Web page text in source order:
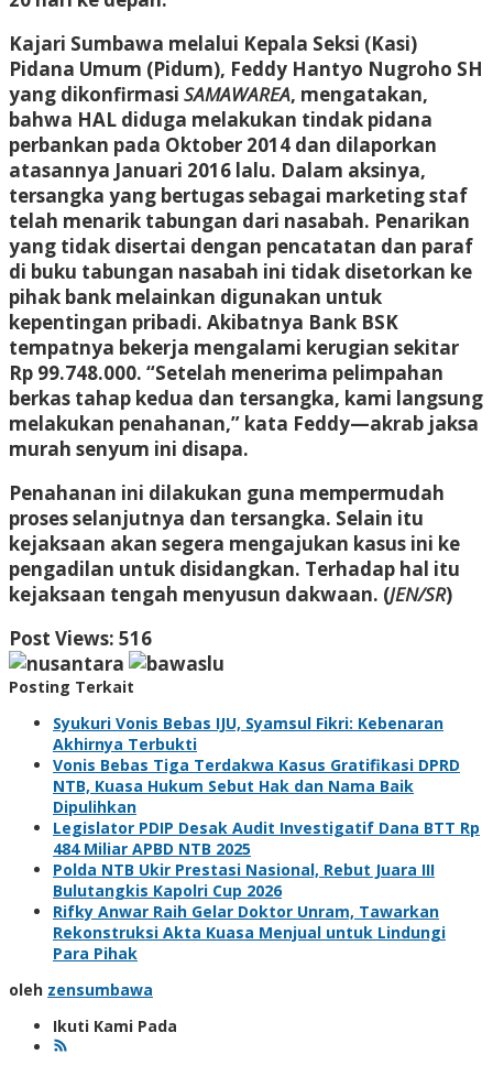
Kajari Sumbawa melalui Kepala Seksi (Kasi)
Pidana Umum (Pidum), Feddy Hantyo Nugroho SH
yang dikonfirmasi SAMAWAREA, mengatakan,
bahwa HAL diduga melakukan tindak pidana
perbankan pada Oktober 2014 dan dilaporkan
atasannya Januari 2016 lalu. Dalam aksinya,
tersangka yang bertugas sebagai marketing staf
telah menarik tabungan dari nasabah. Penarikan
yang tidak disertai dengan pencatatan dan paraf
di buku tabungan nasabah ini tidak disetorkan ke
pihak bank melainkan digunakan untuk
kepentingan pribadi. Akibatnya Bank BSK
tempatnya bekerja mengalami kerugian sekitar
Rp 99.748.000. “Setelah menerima pelimpahan
berkas tahap kedua dan tersangka, kami langsung
melakukan penahanan,” kata Feddy—akrab jaksa
murah senyum ini disapa.
Penahanan ini dilakukan guna mempermudah
proses selanjutnya dan tersangka. Selain itu
kejaksaan akan segera mengajukan kasus ini ke
pengadilan untuk disidangkan. Terhadap hal itu
kejaksaan tengah menyusun dakwaan. (JEN/SR)
Post Views: 516
Posting Terkait
Syukuri Vonis Bebas IJU, Syamsul Fikri: Kebenaran
Akhirnya Terbukti
Vonis Bebas Tiga Terdakwa Kasus Gratifikasi DPRD
NTB, Kuasa Hukum Sebut Hak dan Nama Baik
Dipulihkan
Legislator PDIP Desak Audit Investigatif Dana BTT Rp
484 Miliar APBD NTB 2025
Polda NTB Ukir Prestasi Nasional, Rebut Juara III
Bulutangkis Kapolri Cup 2026
Rifky Anwar Raih Gelar Doktor Unram, Tawarkan
Rekonstruksi Akta Kuasa Menjual untuk Lindungi
Para Pihak
oleh zensumbawa
Ikuti Kami Pada